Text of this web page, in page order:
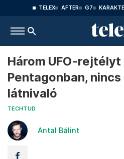
TELEX AFTER G7
Három UFO-
Pentagonban,
látnivaló
TECHTUD
Antal Bálint